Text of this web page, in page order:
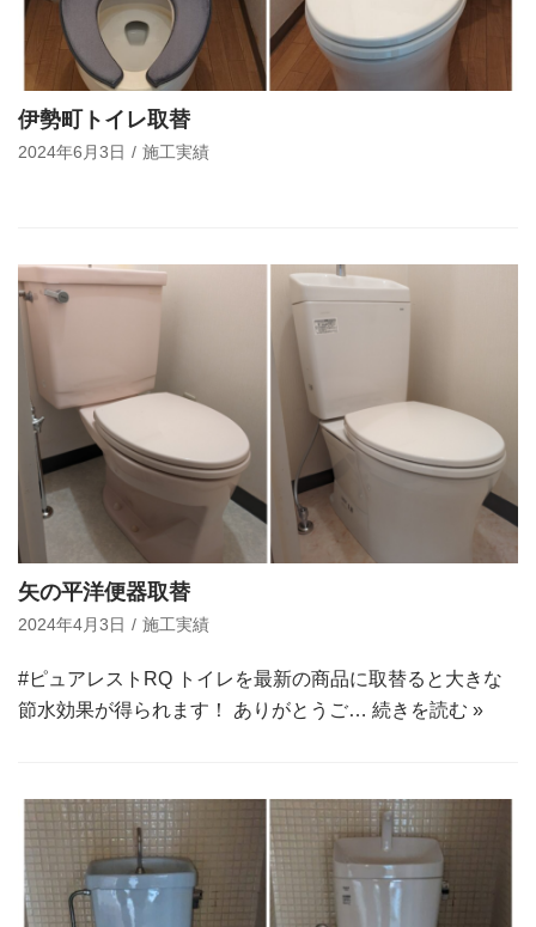
伊勢町トイレ取替
2024年6月3日 施工実績
矢の平洋便器取替
2024年4月3日 施工実績
#ピュアレストRQ トイレを最新の商品に取替ると大きな
節水効果が得られます！ ありがとうご… 続きを読む »